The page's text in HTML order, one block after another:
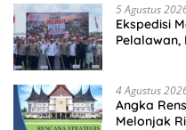
5 Agustus
Ekspedisi
Pelalawan,
4 Agustus
Angka
Melonjak